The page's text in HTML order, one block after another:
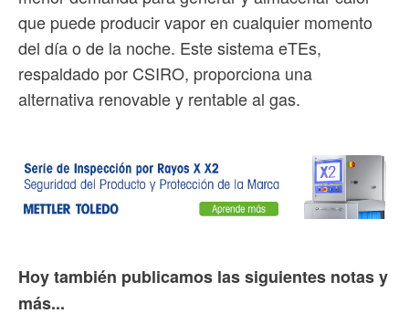
que puede producir vapor en cualquier momento
del día o de la noche. Este sistema eTEs,
respaldado por CSIRO, proporciona una
alternativa renovable y rentable al gas.
Hoy también publicamos las siguientes notas y
más...